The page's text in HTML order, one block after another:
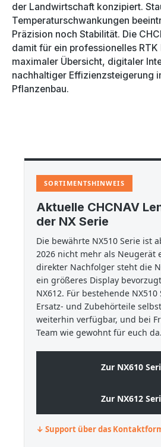
der Landwirtschaft konzipiert.
Temperaturschwankungen
Präzision noch Stabilität. Die
damit für ein professionelles
maximaler Übersicht, digitaler
nachhaltiger Effizienzsteigerung
Pflanzenbau.
SORTIMENTSHINWEIS
Aktuelle CHCNAV
der NX Serie
Die bewährte NX510 Serie ist
2026 nicht mehr als Neugerät
direkter Nachfolger steht die
ein größeres Display
NX612. Für bestehende
Ersatz- und Zubehörteile
weiterhin verfügbar, und bei
Team wie gewohnt für euch da.
Zur NX610
Zur NX612
↓ Support über das